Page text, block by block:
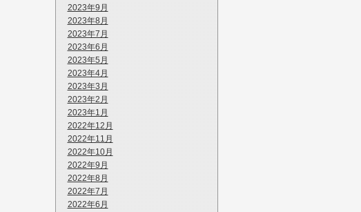
2023年9月
2023年8月
2023年7月
2023年6月
2023年5月
2023年4月
2023年3月
2023年2月
2023年1月
2022年12月
2022年11月
2022年10月
2022年9月
2022年8月
2022年7月
2022年6月